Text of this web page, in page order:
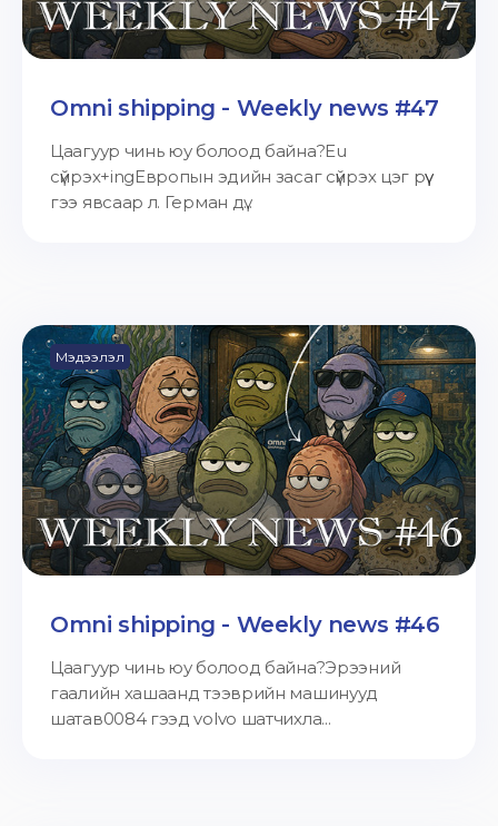
Omni shipping - Weekly news #47
Цаагуур чинь юу болоод байна?Eu
сүйрэх+ingЕвропын эдийн засаг сүйрэх цэг рүү
гээ явсаар л. Герман дү...
Мэдээлэл
Omni shipping - Weekly news #46
Цаагуур чинь юу болоод байна?Эрээний
гаалийн хашаанд тээврийн машинууд
шатав0084 гээд volvo шатчихла...